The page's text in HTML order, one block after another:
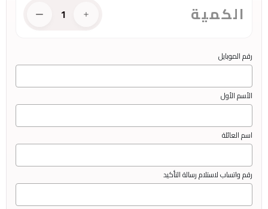
الكمية 1
رقم الموبايل
الأسم الأول
اسم العائلة
رقم واتساب لاستلام رسالة التأكيد